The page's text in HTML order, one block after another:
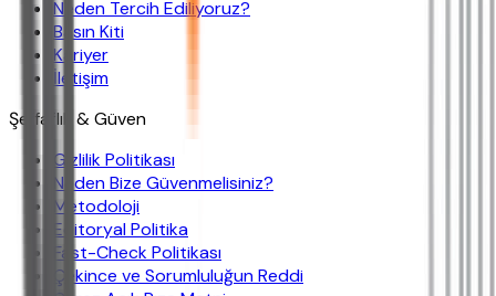
Neden Tercih Ediliyoruz?
Basın Kiti
Kariyer
İletişim
Şeffaflık & Güven
Gizlilik Politikası
Neden Bize Güvenmelisiniz?
Metodoloji
Editoryal Politika
Fast-Check Politikası
Çekince ve Sorumluluğun Reddi